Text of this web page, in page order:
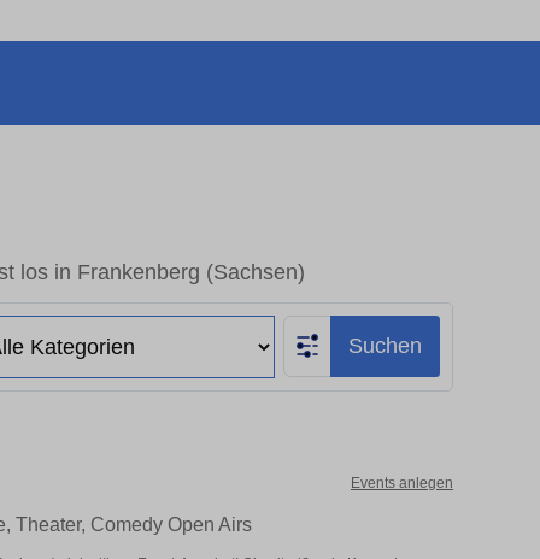
los in Frankenberg (Sachsen)
Suchen
Events anlegen
Theater, Comedy Open Airs